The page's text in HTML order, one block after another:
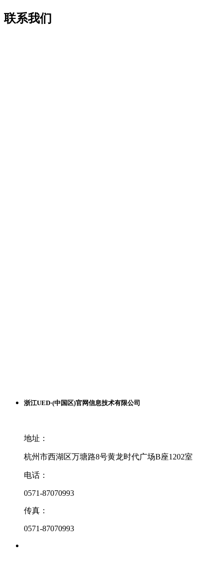
联系我们
浙江UED·(中国区)官网信息技术有限公司
地址：
杭州市西湖区万塘路8号黄龙时代广场B座1202室
电话：
0571-87070993
传真：
0571-87070993